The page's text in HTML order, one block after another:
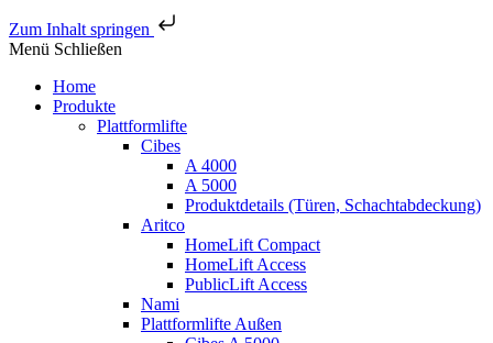
Zum Inhalt springen
Menü Schließen
Home
Produkte
Plattformlifte
Cibes
A 4000
A 5000
Produktdetails (Türen, Schachtabdeckung)
Aritco
HomeLift Compact
HomeLift Access
PublicLift Access
Nami
Plattformlifte Außen